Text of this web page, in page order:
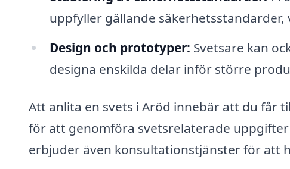
uppfyller gällande
Design och prototyper: Svetsare kan
designa enskilda delar inför större
Att anlita en svets i Aröd innebär att du får
för att genomföra svetsrelaterade
erbjuder även konsultationstjänster för att